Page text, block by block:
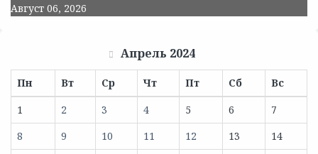
Август 06, 2026
Апрель 2024
Пн Вт Ср Чт Пт Сб
Вс
1
2 3 4 5 6
7
8
9 10 11 12 13
14